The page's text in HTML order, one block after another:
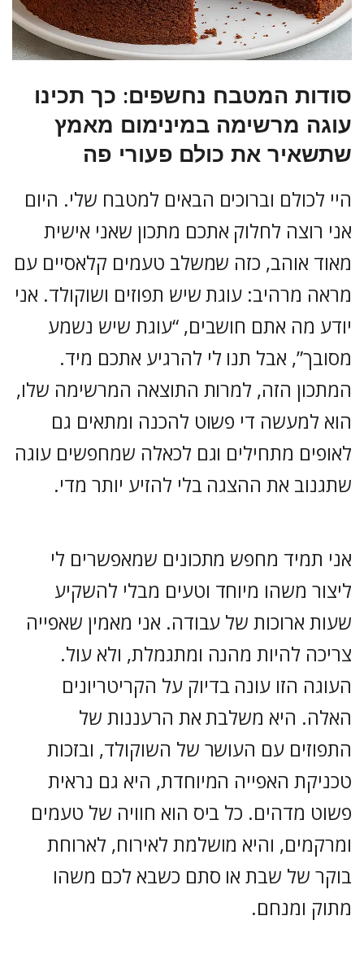
סודות המטבח נחשפים: כך תכינו
עוגה מרשימה במינימום מאמץ
שתשאיר את כולם פעורי פה
היי לכולם וברוכים הבאים למטבח שלי. היום
אני רוצה לחלוק אתכם מתכון שאני אישית
מאוד אוהב, כזה שמשלב טעמים קלאסיים עם
מראה מרהיב: עוגת שיש תפוזים ושוקולד. אני
יודע מה אתם חושבים, “עוגת שיש נשמע
מסובך”, אבל תנו לי להרגיע אתכם מיד.
המתכון הזה, למרות התוצאה המרשימה שלו,
הוא למעשה די פשוט להכנה ומתאים גם
לאופים מתחילים וגם לכאלה שמחפשים עוגה
שתגנוב את ההצגה בלי להזיע יותר מדי.
אני תמיד מחפש מתכונים שמאפשרים לי
ליצור משהו מיוחד וטעים מבלי להשקיע
שעות ארוכות של עבודה. אני מאמין שאפייה
צריכה להיות מהנה ומתגמלת, ולא עול.
העוגה הזו עונה בדיוק על הקריטריונים
האלה. היא משלבת את הרעננות של
התפוזים עם העושר של השוקולד, ובזכות
טכניקת האפייה המיוחדת, היא גם נראית
פשוט מדהים. כל ביס הוא חוויה של טעמים
ומרקמים, והיא מושלמת לאירוח, לארוחת
בוקר של שבת או סתם כשבא לכם משהו
מתוק ומנחם.